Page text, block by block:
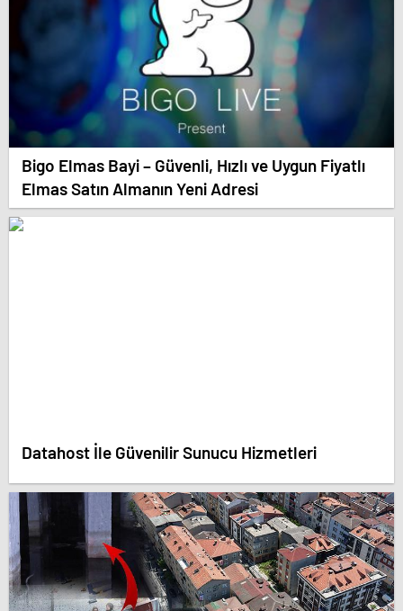
Bigo Elmas Bayi – Güvenli, Hızlı ve Uygun Fiyatlı
Elmas Satın Almanın Yeni Adresi
Datahost İle Güvenilir Sunucu Hizmetleri